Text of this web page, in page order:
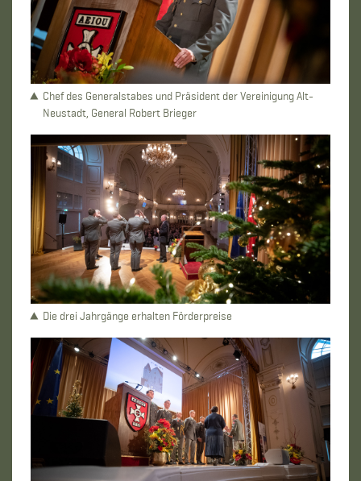
Chef des Generalstabes und Präsident der Vereinigung Alt-
Neustadt, General Robert Brieger
Die drei Jahrgänge erhalten Förderpreise